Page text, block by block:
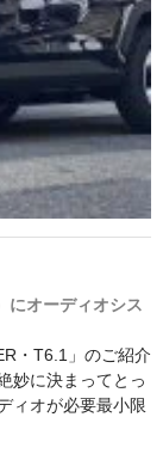
にオーディオシス
・T6.1」のご紹介
妙に決まってとっ
ィオが必要最小限